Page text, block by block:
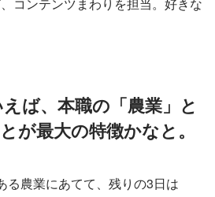
コンテンツまわりを担当。好きな
ば、本職の「農業」と
が最大の特徴かなと。
る農業にあてて、残りの3日は